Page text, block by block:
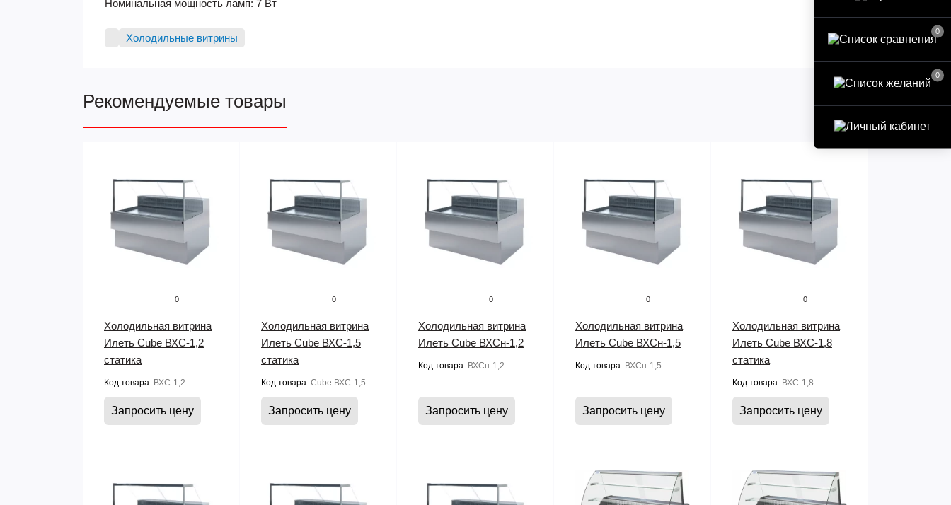
0
0
Номинальная мощность ламп: 7 Вт
Холодильные витрины
Рекомендуемые товары
0
Холодильная витрина
Илеть Cube ВХС-1,2
статика
Код товара: ВХС-1,2
Запросить цену
0
Холодильная витрина
Илеть Cube ВХС-1,5
статика
Код товара: Cube ВХС-1,5
Запросить цену
0
Холодильная витрина
Илеть Cube ВХСн-1,2
Код товара: ВХСн-1,2
Запросить цену
0
Холодильная витрина
Илеть Cube ВХСн-1,5
Код товара: ВХСн-1,5
Запросить цену
0
Холодильная витрина
Илеть Cube ВХС-1,8
статика
Код товара: ВХС-1,8
Запросить цену